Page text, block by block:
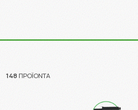
148 ΠΡΟΪΌΝΤΑ